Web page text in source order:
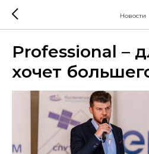
Новости
Professional –
хочет